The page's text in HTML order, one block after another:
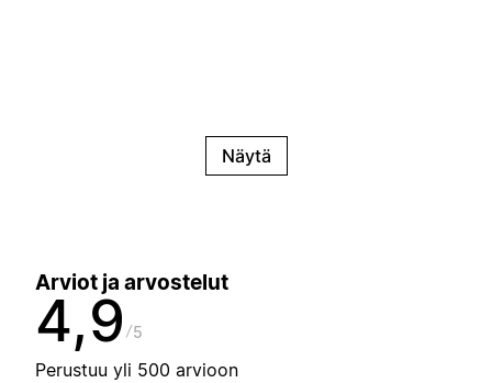
Näytä
Arviot ja arvostelut
4,9 5
Perustuu yli 500 arvioon